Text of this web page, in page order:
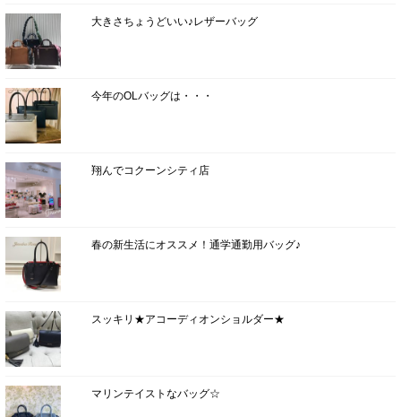
大きさちょうどいい♪レザーバッグ
今年のOLバッグは・・・
翔んでコクーンシティ店
春の新生活にオススメ！通学通勤用バッグ♪
スッキリ★アコーディオンショルダー★
マリンテイストなバッグ☆